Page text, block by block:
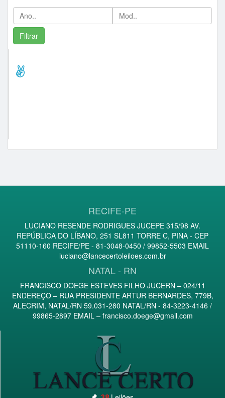
lance) (22)
RECIFE-PE
LUCIANO RESENDE RODRIGUES JUCEPE 315/98 AV.
REPÚBLICA DO LÍBANO, 251 SL811 TORRE C, PINA - CEP
51110-160 RECIFE/PE - 81-3048-0450 / 99852-5503 EMAIL
luciano@lancecertoleiloes.com.br
NATAL - RN
FRANCISCO DOEGE ESTEVES FILHO JUCERN – 024/11
ENDEREÇO – RUA PRESIDENTE ARTUR BERNARDES, 779B,
ALECRIM, NATAL/RN 59.031-280 NATAL/RN - 84-3223-4146 /
99865-2897 EMAIL – francisco.doege@gmail.com